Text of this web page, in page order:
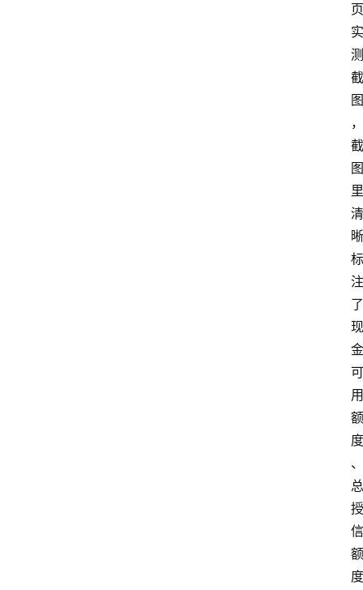
页
实
测
截
图
，
截
图
里
清
晰
标
注
了
现
金
可
用
额
度
、
总
授
信
额
度